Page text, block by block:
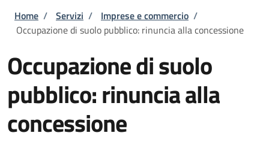
Briciole di pane
Home / Servizi / Imprese e commercio /
Occupazione di suolo pubblico: rinuncia alla concessione
Occupazione di suolo
pubblico: rinuncia alla
concessione